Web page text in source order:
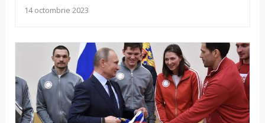
14 octombrie 2023